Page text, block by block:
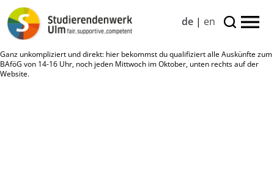
de| en
Ganz unkompliziert und direkt: hier bekommst du qualifiziert alle Auskünfte zum
BAföG von 14-16 Uhr, noch jeden Mittwoch im Oktober, unten rechts auf der
Website.